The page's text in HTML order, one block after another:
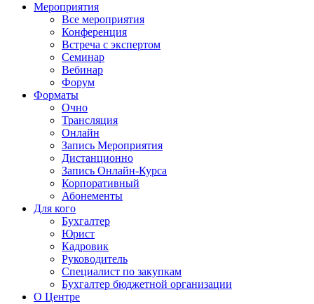
Мероприятия
Все мероприятия
Конференция
Встреча с экспертом
Семинар
Вебинар
Форум
Форматы
Очно
Трансляция
Онлайн
Запись Мероприятия
Дистанционно
Запись Онлайн-Курса
Корпоративный
Абонементы
Для кого
Бухгалтер
Юрист
Кадровик
Руководитель
Специалист по закупкам
Бухгалтер бюджетной организации
О Центре